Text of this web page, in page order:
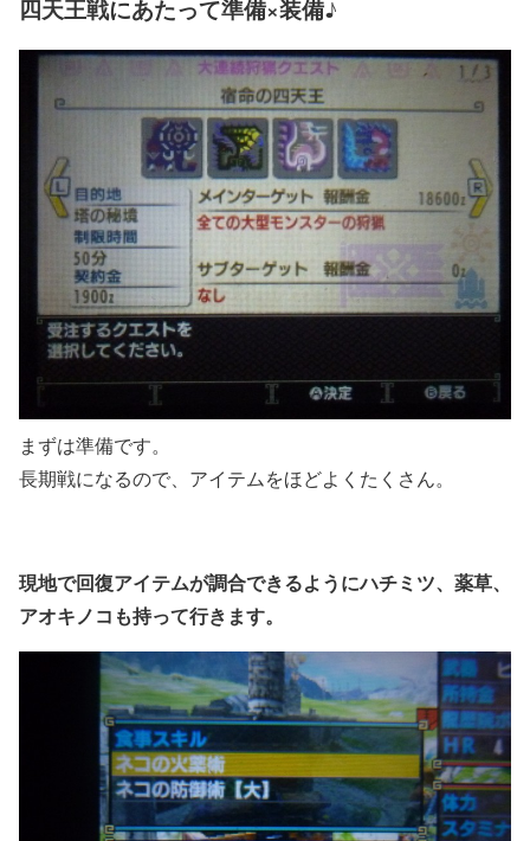
四天王戦にあたって準備×装備♪
まずは準備です。
長期戦になるので、アイテムをほどよくたくさん。
現地で回復アイテムが調合できるようにハチミツ、薬草、
アオキノコも持って行きます。